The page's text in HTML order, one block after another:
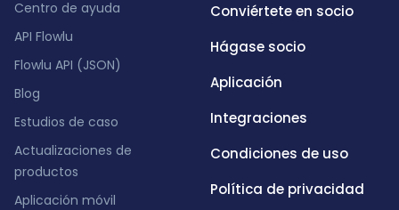
Centro de ayuda
API Flowlu
Flowlu API (JSON)
Blog
Estudios de caso
Actualizaciones de
productos
Aplicación móvil
Conviértete en socio
Hágase socio
Aplicación
Integraciones
Condiciones de uso
Política de privacidad